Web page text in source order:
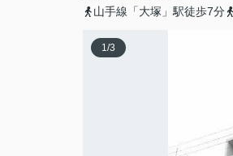
山手線「大塚」駅徒歩7分
1/3